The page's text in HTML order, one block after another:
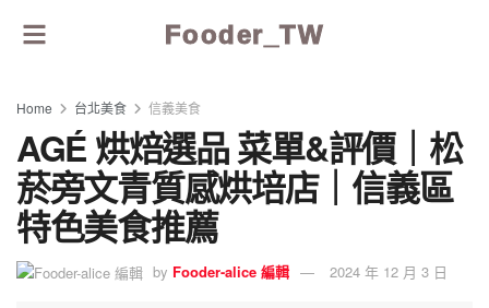
Fooder_TW
Home 台北美食 信義美食
AGÉ 烘焙選品 菜單&評價｜松
菸旁文青質感烘培店｜信義區
特色美食推薦
by Fooder-alice 編輯 2024 年 12 月 3 日